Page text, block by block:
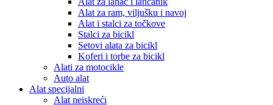
Alat za ram, viljušku i navoj
Alat i stalci za točkove
Stalci za bicikl
Setovi alata za bicikl
Koferi i torbe za bicikl
Alati za motocikle
Auto alat
Alat specijalni
Alat neiskreći